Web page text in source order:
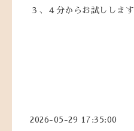
３、４分からお試しします
2026-05-29 17:35:00